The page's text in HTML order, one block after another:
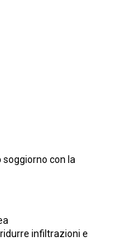
soggiorno con la
infiltrazioni e